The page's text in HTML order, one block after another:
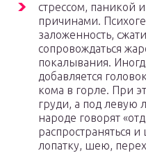
стрессом, паникой
причинами.
заложенность,
сопровождаться
покалывания.
добавляется
кома в горле. При
груди, а под левую
народе говорят
распространяться
лопатку, шею,